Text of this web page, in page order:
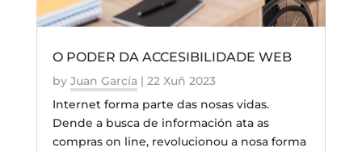
O PODER DA ACCESIBILIDADE WEB
by Juan García | 22 Xuñ 2023
Internet forma parte das nosas vidas.
Dende a busca de información ata as
compras on line, revolucionou a nosa forma